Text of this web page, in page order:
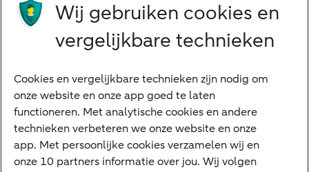
Preferred Banking
Digitale diensten
Internet Bankieren
ABN AMRO app
Tikkie
Wij gebruiken cookies en
vergelijkbare technieken
Cookies en vergelijkbare technieken zijn nodig om
onze website en onze app goed te laten
functioneren. Met analytische cookies en andere
technieken verbeteren we onze website en onze
app. Met persoonlijke cookies verzamelen wij en
onze 10 partners informatie over jou. Wij volgen